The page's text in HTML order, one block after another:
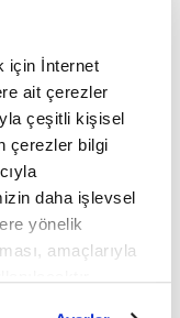
için İnternet
ait çerezler
çeşitli kişisel
çerezler bilgi
daha işlevsel
yönelik
amaçlarıyla